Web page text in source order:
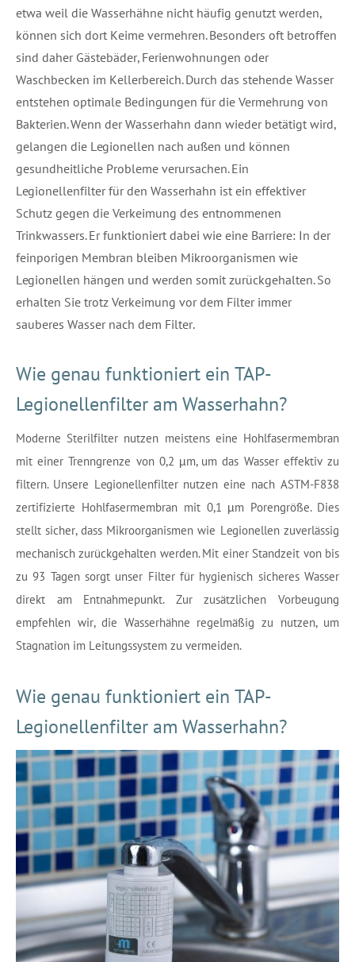
etwa weil die Wasserhähne nicht häufig genutzt werden,
können sich dort Keime vermehren. Besonders oft betroffen
sind daher Gästebäder, Ferienwohnungen oder
Waschbecken im Kellerbereich. Durch das stehende Wasser
entstehen optimale Bedingungen für die Vermehrung von
Bakterien. Wenn der Wasserhahn dann wieder betätigt wird,
gelangen die Legionellen nach außen und können
gesundheitliche Probleme verursachen. Ein
Legionellenfilter für den Wasserhahn ist ein effektiver
Schutz gegen die Verkeimung des entnommenen
Trinkwassers. Er funktioniert dabei wie eine Barriere: In der
feinporigen Membran bleiben Mikroorganismen wie
Legionellen hängen und werden somit zurückgehalten. So
erhalten Sie trotz Verkeimung vor dem Filter immer
sauberes Wasser nach dem Filter.
Wie genau funktioniert ein TAP-
Legionellenfilter am Wasserhahn?
Moderne Sterilfilter nutzen meistens eine Hohlfasermembran
mit einer Trenngrenze von 0,2 µm, um das Wasser effektiv zu
filtern. Unsere Legionellenfilter nutzen eine nach ASTM-F838
zertifizierte Hohlfasermembran mit 0,1 µm Porengröße. Dies
stellt sicher, dass Mikroorganismen wie Legionellen zuverlässig
mechanisch zurückgehalten werden. Mit einer Standzeit von bis
zu 93 Tagen sorgt unser Filter für hygienisch sicheres Wasser
direkt am Entnahmepunkt. Zur zusätzlichen Vorbeugung
empfehlen wir, die Wasserhähne regelmäßig zu nutzen, um
Stagnation im Leitungssystem zu vermeiden.
Wie genau funktioniert ein TAP-
Legionellenfilter am Wasserhahn?